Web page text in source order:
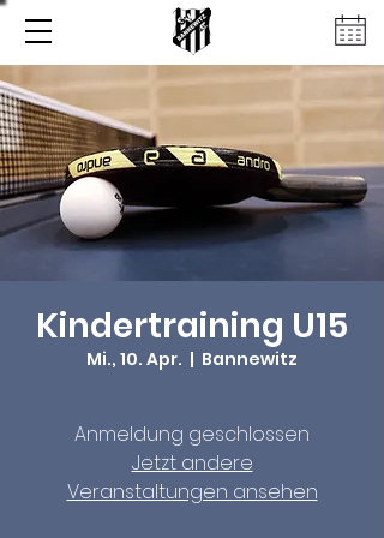
Kindertraining U15
Mi., 10. Apr.
  |
Bannewitz
Anmeldung geschlossen
Jetzt andere
Veranstaltungen ansehen